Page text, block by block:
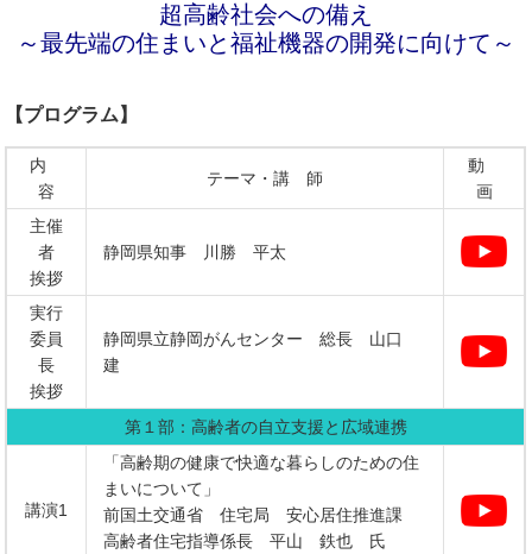
超高齢社会への備え
～最先端の住まいと福祉機器の開発に向けて～
【プログラム】
内
容
テーマ・講 師
動
画
主催
者
挨拶
静岡県知事 川勝 平太
実行
委員
長
挨拶
静岡県立静岡がんセンター 総長 山口
建
第１部：高齢者の自立支援と広域連携
講演1
「高齢期の健康で快適な暮らしのための住
まいについて」
前国土交通省 住宅局 安心居住推進課
高齢者住宅指導係長 平山 鉄也 氏